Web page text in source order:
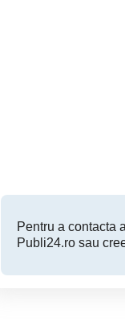
Pentru a contacta
Publi24.ro sau